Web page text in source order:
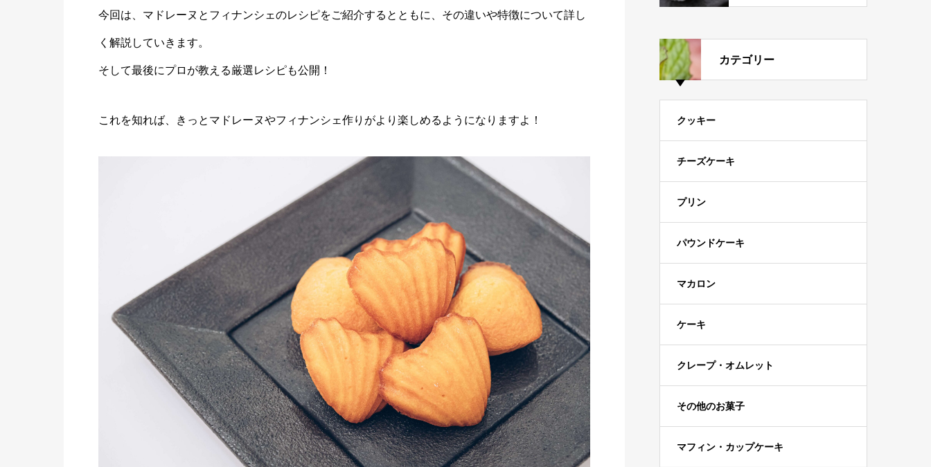
今回は、マドレーヌとフィナンシェのレシピをご紹介するとともに、その違いや特徴について詳し
く解説していきます。
そして最後にプロが教える厳選レシピも公開！
これを知れば、きっとマドレーヌやフィナンシェ作りがより楽しめるようになりますよ！
カテゴリー
クッキー
チーズケーキ
プリン
パウンドケーキ
マカロン
ケーキ
クレープ・オムレット
その他のお菓子
マフィン・カップケーキ